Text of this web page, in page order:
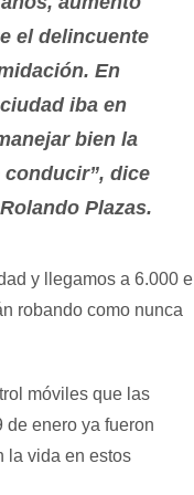
el delincuente
En
iba en
bien la
conducir”, dice
Plazas.
y llegamos a 6.000
robando como nunca
móviles que las
enero ya fueron
la vida en estos